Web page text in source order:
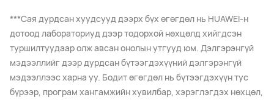
***Сая дурдсан хуудсууд дээрх бүх өгөгдөл нь HUAWEI-н
дотоод лабораториуд дээр тодорхой нөхцөлд хийгдсэн
туршилтуудаар олж авсан онолын утгууд юм. Дэлгэрэнгүй
мэдээллийг дээр дурдсан бүтээгдэхүүний дэлгэрэнгүй
мэдээллээс харна уу. Бодит өгөгдөл нь бүтээгдэхүүн тус
бүрээр, програм хангамжийн хувилбар, хэрэглэгдэх нөхцөл,